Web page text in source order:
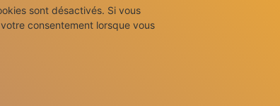
sont désactivés. Si vous
consentement lorsque vous